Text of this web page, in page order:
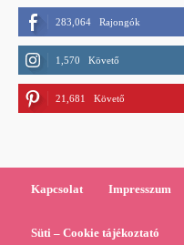
283,064 Rajongók
1,570 Követő
21,681 Követő
Kapcsolat Impresszum
Süti – Cookie tájékoztató